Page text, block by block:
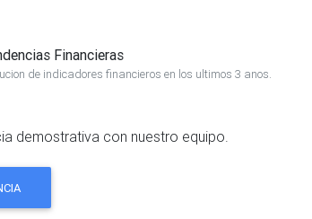
Financieras
de indicadores financieros en los ultimos 3 anos.
demostrativa con nuestro equipo.